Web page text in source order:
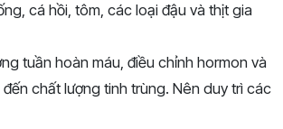
cá hồi, tôm, các loại đậu và thịt gia
tuần hoàn máu, điều chỉnh hormon và
chất lượng tinh trùng. Nên duy trì các